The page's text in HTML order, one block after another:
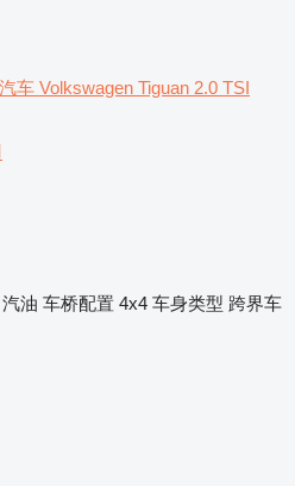
汽车 Volkswagen Tiguan 2.0 TSI
汽油 车桥配置 4x4 车身类型 跨界车